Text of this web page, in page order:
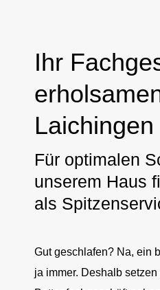
Ihr
Laichingen
Für optimalen
unserem Haus
als
Gut geschlafen? Na, ein
ja immer. Deshalb